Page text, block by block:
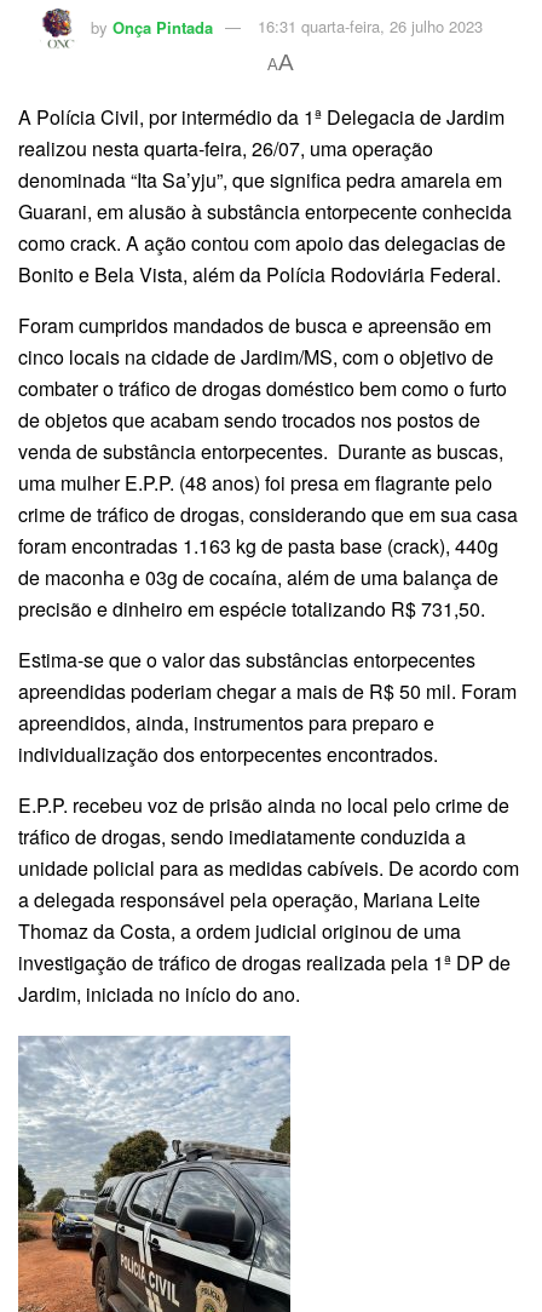
by Onça Pintada 16:31 quarta-feira, 26 julho 2023
AA
A Polícia Civil, por intermédio da 1ª Delegacia de Jardim
realizou nesta quarta-feira, 26/07, uma operação
denominada “Ita Sa’yju”, que significa pedra amarela em
Guarani, em alusão à substância entorpecente conhecida
como crack. A ação contou com apoio das delegacias de
Bonito e Bela Vista, além da Polícia Rodoviária Federal.
Foram cumpridos mandados de busca e apreensão em
cinco locais na cidade de Jardim/MS, com o objetivo de
combater o tráfico de drogas doméstico bem como o furto
de objetos que acabam sendo trocados nos postos de
venda de substância entorpecentes. Durante as buscas,
uma mulher E.P.P. (48 anos) foi presa em flagrante pelo
crime de tráfico de drogas, considerando que em sua casa
foram encontradas 1.163 kg de pasta base (crack), 440g
de maconha e 03g de cocaína, além de uma balança de
precisão e dinheiro em espécie totalizando R$ 731,50.
Estima-se que o valor das substâncias entorpecentes
apreendidas poderiam chegar a mais de R$ 50 mil. Foram
apreendidos, ainda, instrumentos para preparo e
individualização dos entorpecentes encontrados.
E.P.P. recebeu voz de prisão ainda no local pelo crime de
tráfico de drogas, sendo imediatamente conduzida a
unidade policial para as medidas cabíveis. De acordo com
a delegada responsável pela operação, Mariana Leite
Thomaz da Costa, a ordem judicial originou de uma
investigação de tráfico de drogas realizada pela 1ª DP de
Jardim, iniciada no início do ano.